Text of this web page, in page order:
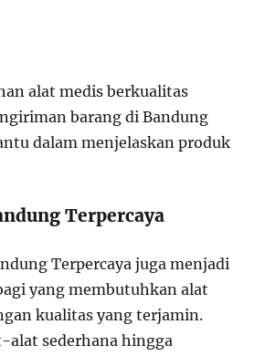
alat medis berkualitas
barang di Bandung
dalam menjelaskan produk
Terpercaya
Terpercaya juga menjadi
yang membutuhkan alat
kualitas yang terjamin.
alat sederhana hingga